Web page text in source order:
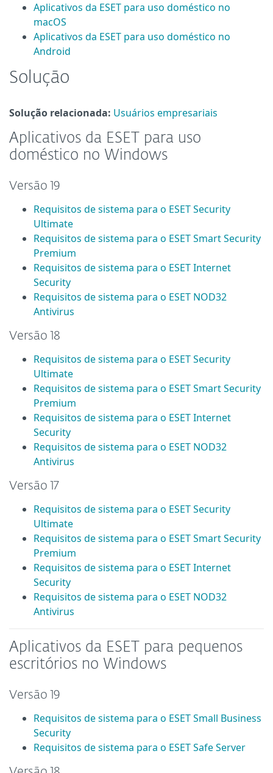
Aplicativos da ESET para uso doméstico no
macOS
Aplicativos da ESET para uso doméstico no
Android
Solução
Solução relacionada: Usuários empresariais
Aplicativos da ESET para uso
doméstico no Windows
Versão 19
Requisitos de sistema para o ESET Security
Ultimate
Requisitos de sistema para o ESET Smart Security
Premium
Requisitos de sistema para o ESET Internet
Security
Requisitos de sistema para o ESET NOD32
Antivirus
Versão 18
Requisitos de sistema para o ESET Security
Ultimate
Requisitos de sistema para o ESET Smart Security
Premium
Requisitos de sistema para o ESET Internet
Security
Requisitos de sistema para o ESET NOD32
Antivirus
Versão 17
Requisitos de sistema para o ESET Security
Ultimate
Requisitos de sistema para o ESET Smart Security
Premium
Requisitos de sistema para o ESET Internet
Security
Requisitos de sistema para o ESET NOD32
Antivirus
Aplicativos da ESET para pequenos
escritórios no Windows
Versão 19
Requisitos de sistema para o ESET Small Business
Security
Requisitos de sistema para o ESET Safe Server